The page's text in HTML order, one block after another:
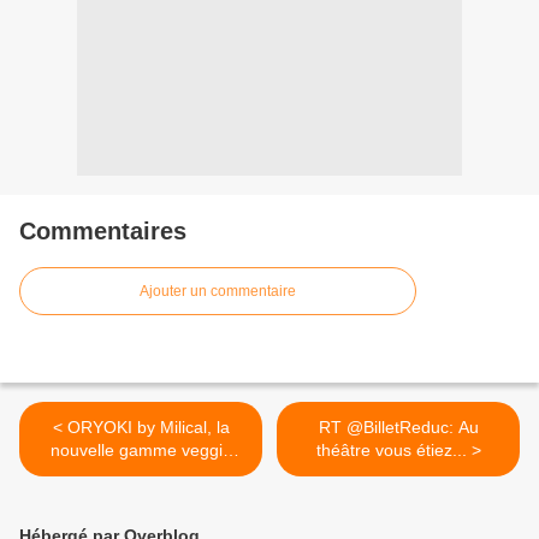
Commentaires
Ajouter un commentaire
< ORYOKI by Milical, la
nouvelle gamme veggie
dédiée à la nutrition et au
RT @BilletReduc: Au
théâtre vous étiez... >